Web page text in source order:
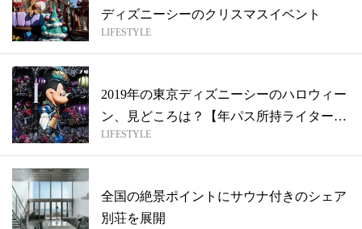
ディズニーシーのクリスマスイベント
LIFESTYLE
2019年の東京ディズニーシーのハロウィー
ン、見どころは？【年パス所持ライター
が...
LIFESTYLE
全国の絶景ポイントにサウナ付きのシェア
別荘を展開